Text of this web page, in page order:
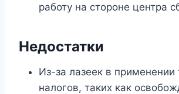
работу на стороне центра
Недостатки
Из-за лазеек в применении
налогов, таких как